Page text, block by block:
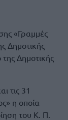
«Γραμμές
Δημοτικής
Δημοτικής
τις 31
η οποία
του Κ. Π.